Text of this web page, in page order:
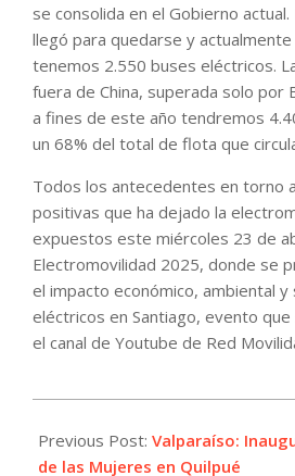
se consolida en el Gobierno
llegó para quedarse y actualmente
tenemos 2.550 buses eléctricos.
fuera de China, superada solo por
a fines de este año tendremos
un 68% del total de flota que
Todos los antecedentes en torno
positivas que ha dejado la
expuestos este miércoles 23 de
Electromovilidad 2025, donde se
el impacto económico, ambiental y
eléctricos en Santiago, evento
el canal de Youtube de Red
04-
22
Previous Post: Valparaíso:
de las Mujeres en Quilpué